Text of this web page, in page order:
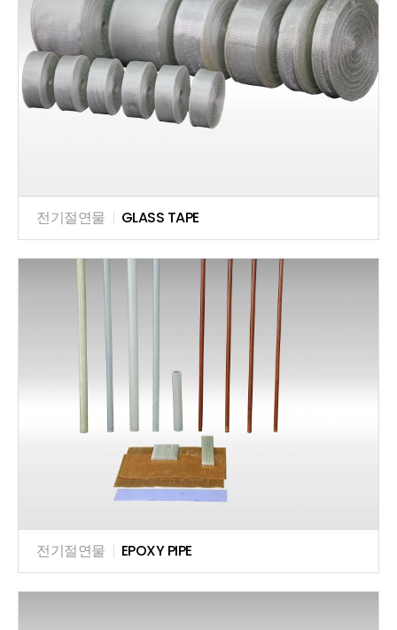
전기절연물 | GLASS TAPE
전기절연물 | EPOXY PIPE